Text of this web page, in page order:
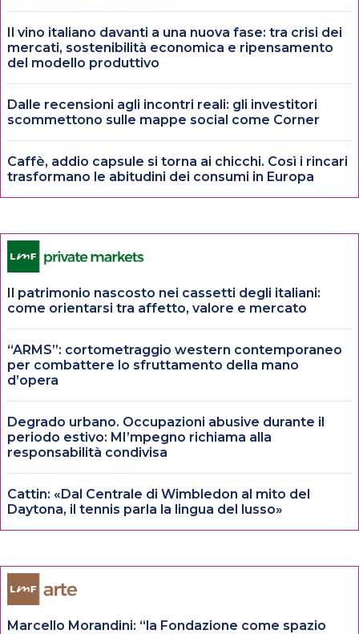
Il vino italiano davanti a una nuova fase: tra crisi dei
mercati, sostenibilità economica e ripensamento
del modello produttivo
Dalle recensioni agli incontri reali: gli investitori
scommettono sulle mappe social come Corner
Caffè, addio capsule si torna ai chicchi. Così i rincari
trasformano le abitudini dei consumi in Europa
Il patrimonio nascosto nei cassetti degli italiani:
come orientarsi tra affetto, valore e mercato
“ARMS”: cortometraggio western contemporaneo
per combattere lo sfruttamento della mano
d’opera
Degrado urbano. Occupazioni abusive durante il
periodo estivo: MI’mpegno richiama alla
responsabilità condivisa
Cattin: «Dal Centrale di Wimbledon al mito del
Daytona, il tennis parla la lingua del lusso»
Marcello Morandini: “la Fondazione come spazio